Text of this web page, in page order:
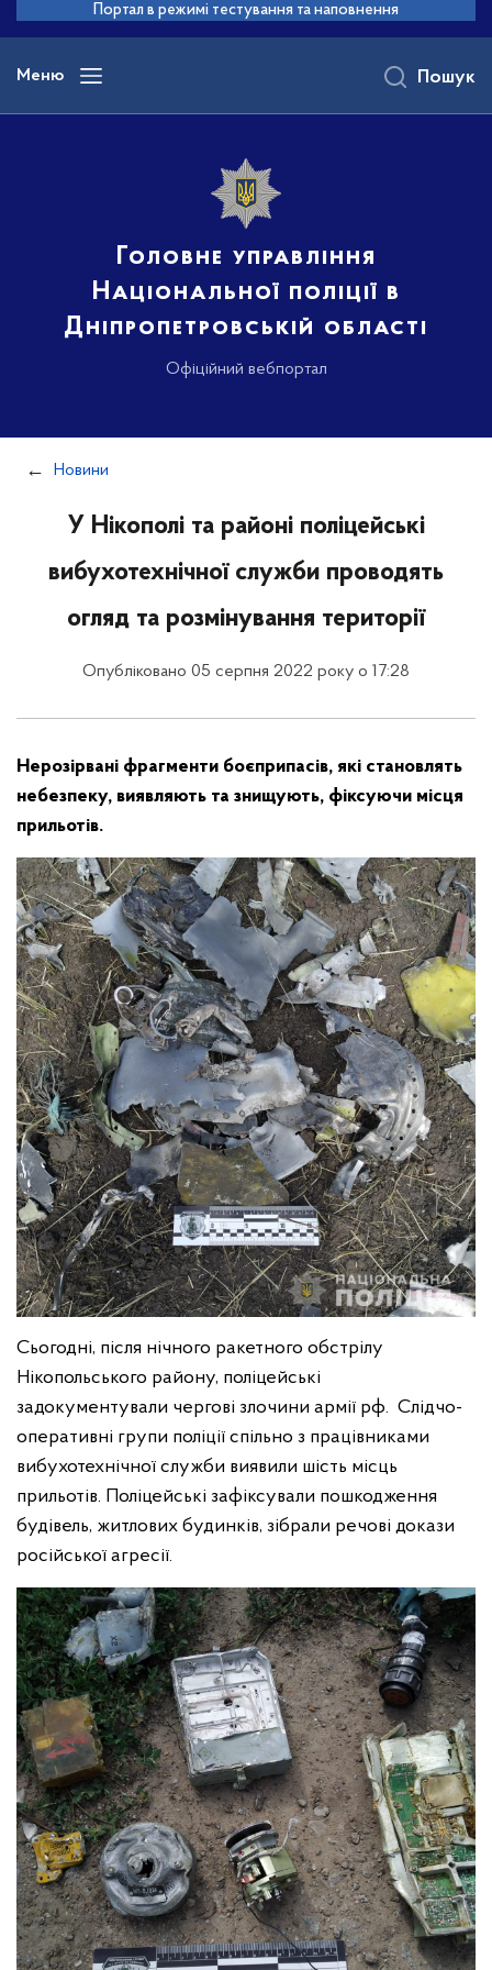
основного
вмісту
Портал в режимі тестування та наповнення
Меню
Головне управління
Національної поліції в
Дніпропетровській області
Офіційний вебпортал
Пошук
Новини
У Нікополі та районі поліцейські
вибухотехнічної служби проводять
огляд та розмінування території
Опубліковано 05 серпня 2022 року о 17:28
Нерозірвані фрагменти боєприпасів, які становлять
небезпеку, виявляють та знищують, фіксуючи місця
прильотів.
Сьогодні, після нічного ракетного обстрілу
Нікопольського району, поліцейські
задокументували чергові злочини армії рф. Слідчо-
оперативні групи поліції спільно з працівниками
вибухотехнічної служби виявили шість місць
прильотів. Поліцейські зафіксували пошкодження
будівель, житлових будинків, зібрали речові докази
російської агресії.